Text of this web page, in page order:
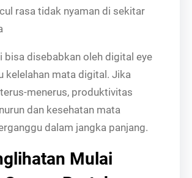
rasa tidak nyaman di sekitar
bisa disebabkan oleh digital eye
kelelahan mata digital. Jika
menerus, produktivitas
dan kesehatan mata
dalam jangka panjang.
Mulai